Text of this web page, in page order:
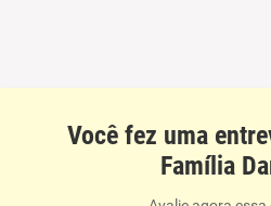
Você fez uma
Família